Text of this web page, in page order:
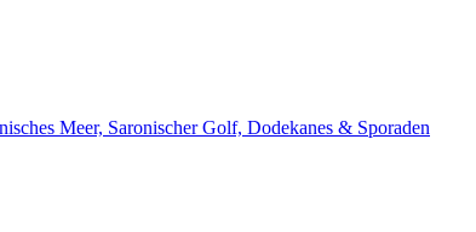
Meer, Saronischer Golf, Dodekanes & Sporaden